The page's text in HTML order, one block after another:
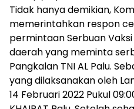
Tidak hanya demikian,
memerintahkan respon
permintaan Serbuan
daerah yang meminta
Pangkalan TNI AL Palu.
yang dilaksanakan oleh
14 Februari 2022 Pukul